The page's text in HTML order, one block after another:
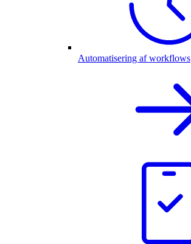
Automatisering af workflows